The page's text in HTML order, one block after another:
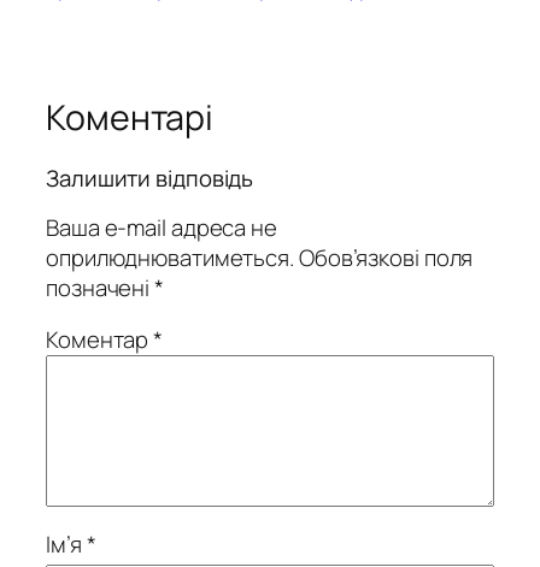
Коментарі
Залишити відповідь
Ваша e-mail адреса не
оприлюднюватиметься.Обов’язкові поля
позначені*
Коментар*
Ім’я*